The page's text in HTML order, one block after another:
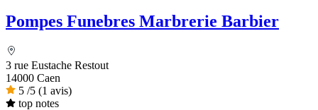
Pompes Funebres Marbrerie Barbier
3 rue Eustache Restout
14000 Caen
5 /5 (1 avis)
top notes